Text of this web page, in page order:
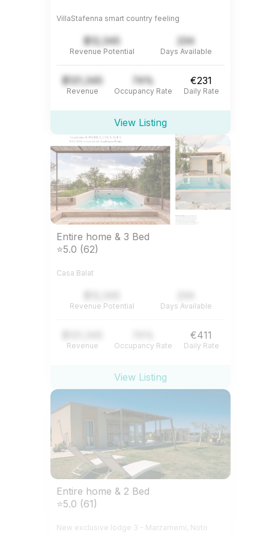
VillaStafenna smart country feeling
$12,345
Revenue Potential
234
Days Available
$121,345
Revenue
74%
Occupancy Rate
€231
Daily Rate
View Listing
Entire home & 3 Bed
⭐5.0 (62)
Casa Balat
Revenue Potential Days Available
Revenue Occupancy Rate
€411
Daily Rate
View Listing
Entire home & 2 Bed
⭐5.0 (61)
New exclusive lodge 3 - Marzamemi, Noto